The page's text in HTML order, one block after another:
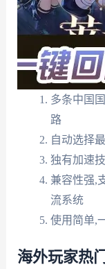
多条中国
路
自动选择
独有加速
兼容性强,
流系统
使用简单,
海外玩家热